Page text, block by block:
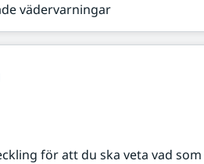
vädervarningar
för att du ska veta vad som